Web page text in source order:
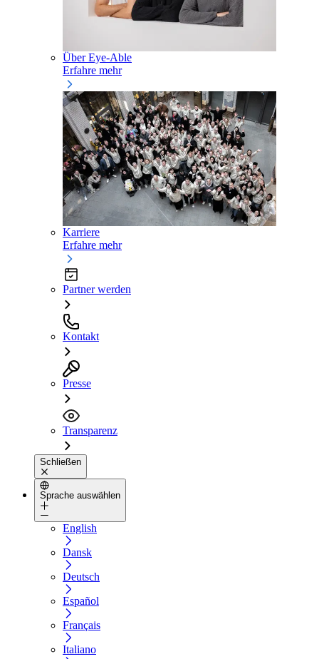
Über Eye-Able
Erfahre mehr
Karriere
Erfahre mehr
Partner werden
Kontakt
Presse
Transparenz
Schließen
Sprache auswählen
English
Dansk
Deutsch
Español
Français
Italiano